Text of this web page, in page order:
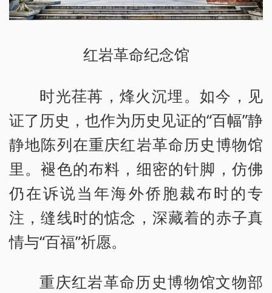
红岩革命纪念馆
时光荏苒，烽火沉埋。如今，见
证了历史，也作为历史见证的“百幅”静
静地陈列在重庆红岩革命历史博物馆
里。褪色的布料，细密的针脚，仿佛
仍在诉说当年海外侨胞裁布时的专
注，缝线时的惦念，深藏着的赤子真
情与“百福”祈愿。
重庆红岩革命历史博物馆文物部